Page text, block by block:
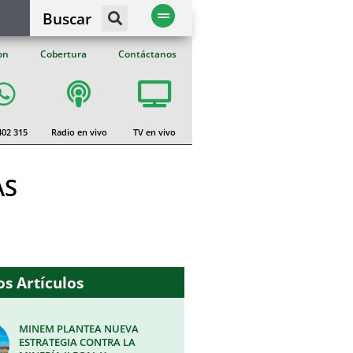
Buscar
Cobertura Contáctanos
315 Radio en vivo TV en vivo
Artículos
MINEM PLANTEA NUEVA
ESTRATEGIA CONTRA LA